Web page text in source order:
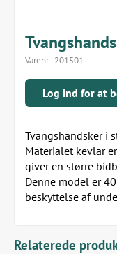
Varenr.: 201501
Log ind for at
Tvangshandsker i
Materialet kevlar
giver en større
Denne model er
beskyttelse af
Relaterede